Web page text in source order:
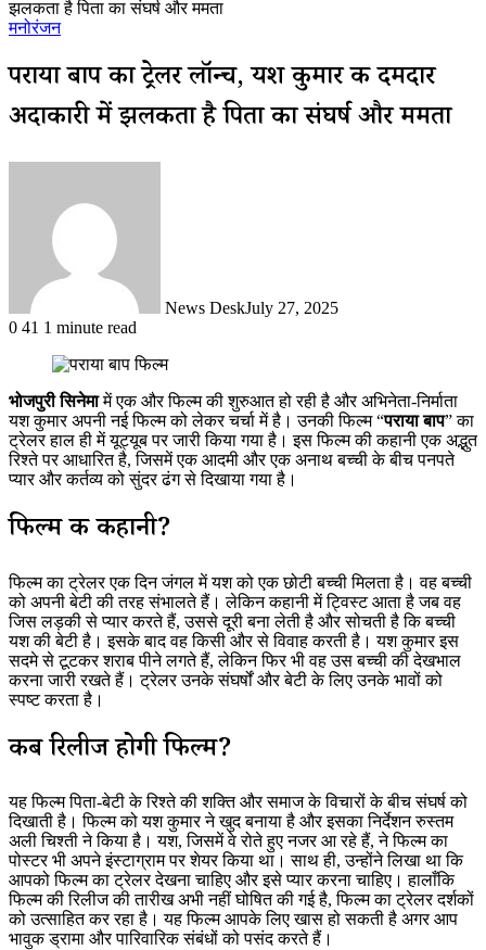
झलकता है पिता का संघर्ष और ममता
मनोरंजन
पराया बाप का ट्रेलर लॉन्च, यश कुमार की दमदार
अदाकारी में झलकता है पिता का संघर्ष और ममता
News DeskJuly 27, 2025
0 41 1 minute read
भोजपुरी सिनेमामें एक और फिल्म की शुरुआत हो रही है और अभिनेता-निर्माता
यश कुमार अपनी नई फिल्म को लेकर चर्चा में है। उनकी फिल्म “पराया बाप” का
ट्रेलर हाल ही में यूट्यूब पर जारी किया गया है। इस फिल्म की कहानी एक अद्भुत
रिश्ते पर आधारित है, जिसमें एक आदमी और एक अनाथ बच्ची के बीच पनपते
प्यार और कर्तव्य को सुंदर ढंग से दिखाया गया है।
फिल्म की कहानी?
फिल्म का ट्रेलर एक दिन जंगल में यश को एक छोटी बच्ची मिलता है। वह बच्ची
को अपनी बेटी की तरह संभालते हैं। लेकिन कहानी में ट्विस्ट आता है जब वह
जिस लड़की से प्यार करते हैं, उससे दूरी बना लेती है और सोचती है कि बच्ची
यश की बेटी है। इसके बाद वह किसी और से विवाह करती है। यश कुमार इस
सदमे से टूटकर शराब पीने लगते हैं, लेकिन फिर भी वह उस बच्ची की देखभाल
करना जारी रखते हैं। ट्रेलर उनके संघर्षों और बेटी के लिए उनके भावों को
स्पष्ट करता है।
कब रिलीज होगी फिल्म?
यह फिल्म पिता-बेटी के रिश्ते की शक्ति और समाज के विचारों के बीच संघर्ष को
दिखाती है। फिल्म को यश कुमार ने खुद बनाया है और इसका निर्देशन रुस्तम
अली चिश्ती ने किया है। यश, जिसमें वे रोते हुए नजर आ रहे हैं, ने फिल्म का
पोस्टर भी अपने इंस्टाग्राम पर शेयर किया था। साथ ही, उन्होंने लिखा था कि
आपको फिल्म का ट्रेलर देखना चाहिए और इसे प्यार करना चाहिए। हालाँकि
फिल्म की रिलीज की तारीख अभी नहीं घोषित की गई है, फिल्म का ट्रेलर दर्शकों
को उत्साहित कर रहा है। यह फिल्म आपके लिए खास हो सकती है अगर आप
भावुक ड्रामा और पारिवारिक संबंधों को पसंद करते हैं।